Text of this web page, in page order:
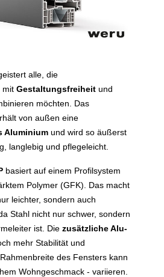
alle, die
mit Gestaltungsfreiheit und
möchten. Das
von außen eine
Aluminium und wird so äußerst
langlebig und pflegeleicht.
basiert auf einem Profilsystem
Polymer (GFK). Das macht
leichter, sondern auch
Stahl nicht nur schwer, sondern
ist. Die zusätzliche Alu-
mehr Stabilität und
des Fensters kann
Wohngeschmack - variieren.